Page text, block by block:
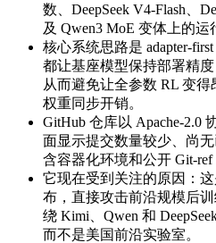
数、DeepSeek V4-Flash、
及 Qwen3 MoE 变体上的运
核心系统思路是 adapter-
都让基座模型保持部署精
从而避免让全参数 RL 变
权重同步开销。
GitHub 仓库以 Apache-2.0
面显示提交数量较少、尚
含容器化环境和公开 Git-ref
它现在受到关注的原因：
布，直接攻击前沿规模后
绕 Kimi、Qwen 和
而不是美国前沿实验室。